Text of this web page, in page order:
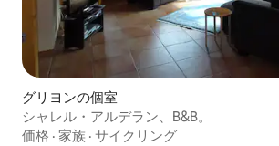
グリヨンの個室
シャレル・アルデラン、B&B。
価格 · 家族 · サイクリング